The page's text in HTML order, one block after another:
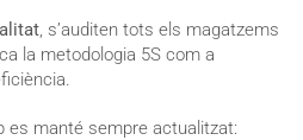
, s’auditen tots els magatzems
la metodologia 5S com a
es manté sempre actualitzat: